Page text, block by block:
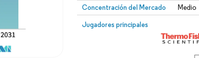
Concentración del Mercado Medio
Jugadores principales
Imagen © Mordor Intelligence. El uso requiere